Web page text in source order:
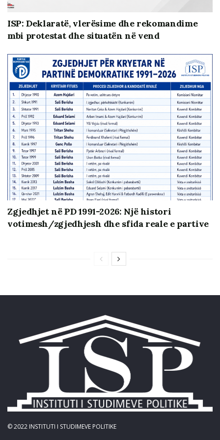
Kjo video bëhet në kuadër të projektit “Partneritete të
forta për reforma të qëndrueshme – Forcimi i rolit të
shoqërisë civile në adresimin e sfidave të zgjedhjeve të
lira dhe të drejta”, mbështetur nga Ambasada e
Mbretërisë së Vendeve të Ulta përmes programit
MATRA. Përmbajtja e dokumentit është përgjegjësi
vetëm e autorit dhe e Institutit të Studimeve Politike.
ISP: Deklaratë, vlerësime dhe rekomandime
mbi protestat dhe situatën në vend
Zgjedhjet në PD 1991-2026: Një histori
votimesh/zgjedhjesh dhe sfida reale e partive
© 2022 INSTITUTI I STUDIMEVE POLITIKE